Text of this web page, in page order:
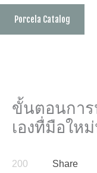
Porcela Catalog
ขั้นตอนการ
เองทื่มือให
200
Share